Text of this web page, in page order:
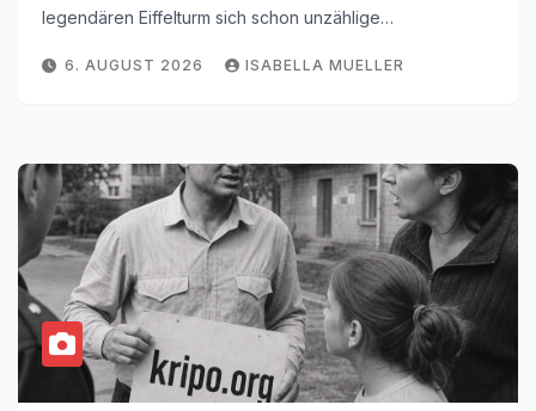
legendären Eiffelturm sich schon unzählige…
6. AUGUST 2026 ISABELLA MUELLER